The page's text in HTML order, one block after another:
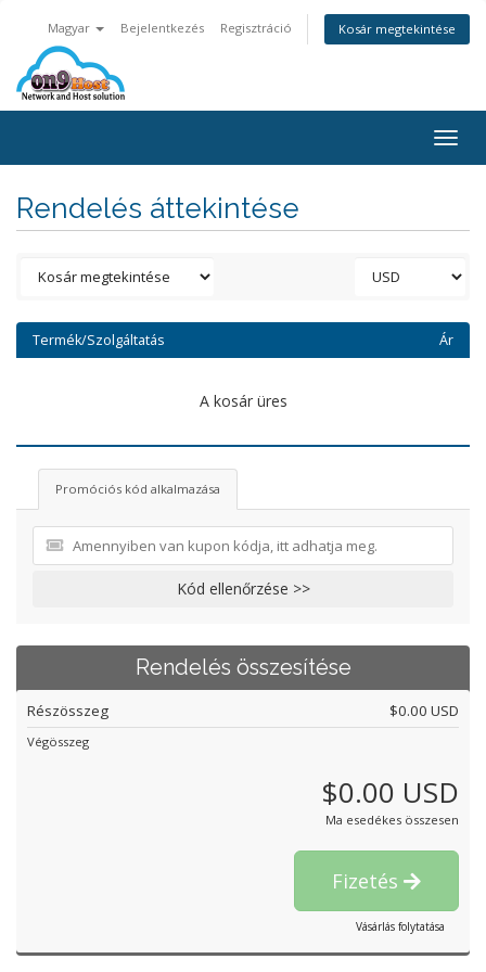
Magyar Bejelentkezés Regisztráció Kosár megtekintése
Rendelés áttekintése
Termék/Szolgáltatás Ár
A kosár üres
Promóciós kód alkalmazása
Kód ellenőrzése >>
Rendelés összesítése
Részösszeg $0.00 USD
Végösszeg
$0.00 USD
Ma esedékes összesen
Fizetés
Vásárlás folytatása